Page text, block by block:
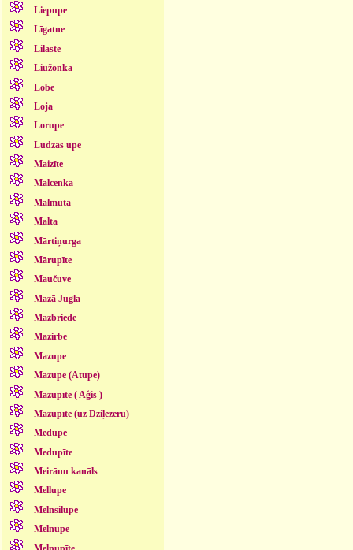
Liepupe
Līgatne
Lilaste
Liužonka
Lobe
Loja
Lorupe
Ludzas upe
Maizīte
Malcenka
Malmuta
Malta
Mārtiņurga
Mārupīte
Maučuve
Mazā Jugla
Mazbriede
Mazirbe
Mazupe
Mazupe (Atupe)
Mazupīte ( Aģis )
Mazupīte (uz Dziļezeru)
Medupe
Medupīte
Meirānu kanāls
Mellupe
Melnsilupe
Melnupe